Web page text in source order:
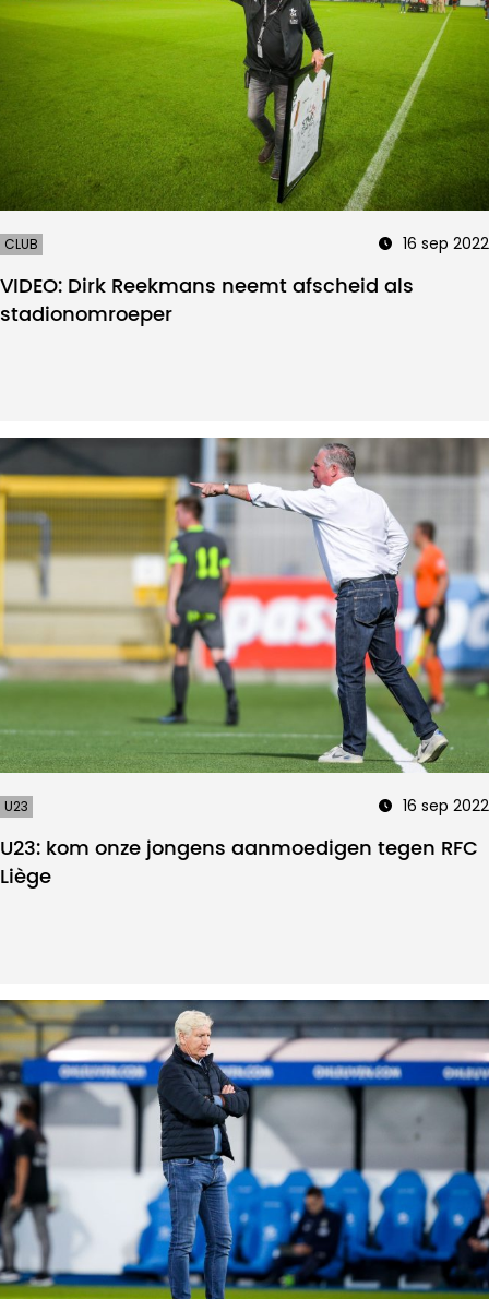
CLUB 16 sep 2022
VIDEO: Dirk Reekmans neemt afscheid als
stadionomroeper
U23 16 sep 2022
U23: kom onze jongens aanmoedigen tegen RFC
Liège